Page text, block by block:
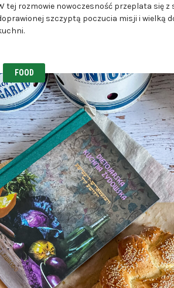
tej rozmowie nowoczesność przeplata się
szczyptą poczucia misji i wielką
FOOD